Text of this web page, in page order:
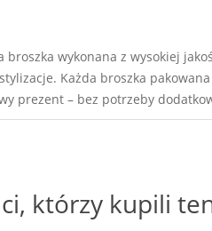
broszka wykonana z wysokiej
Każda broszka
prezent – bez potrzeby
którzy kupili